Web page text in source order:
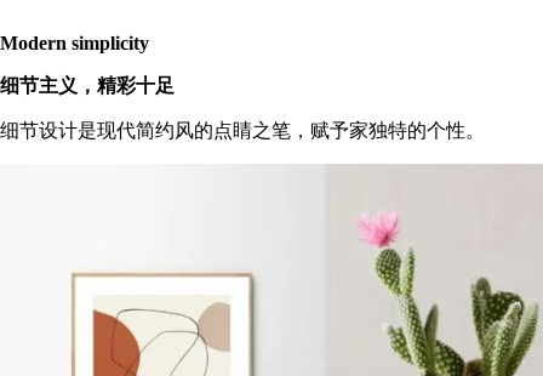
Modern simplicity
细节主义，精彩十足
细节设计是现代简约风的点睛之笔，赋予家独特的个性。